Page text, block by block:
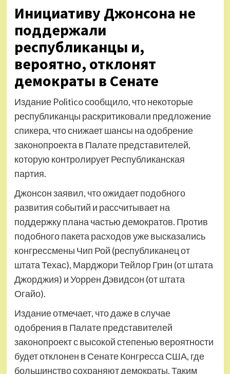
Инициативу Джонсона не
поддержали
республиканцы и,
вероятно, отклонят
демократы в Сенате
Издание Politico сообщило, что некоторые
республиканцы раскритиковали предложение
спикера, что снижает шансы на одобрение
законопроекта в Палате представителей,
которую контролирует Республиканская
партия.
Джонсон заявил, что ожидает подобного
развития событий и рассчитывает на
поддержку плана частью демократов. Против
подобного пакета расходов уже высказались
конгрессмены Чип Рой (республиканец от
штата Техас), Марджори Тейлор Грин (от штата
Джорджия) и Уоррен Дэвидсон (от штата
Огайо).
Издание отмечает, что даже в случае
одобрения в Палате представителей
законопроект с высокой степенью вероятности
будет отклонен в Сенате Конгресса США, где
большинство сохраняют демократы. Таким